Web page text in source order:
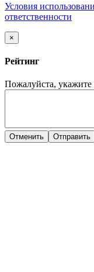
Условия
ответственности
×
Рейтинг
Пожалуйста,
Отменить Отправить